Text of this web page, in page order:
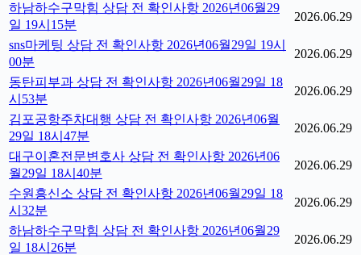
하남하수구막힘 상담 전 확인사항 2026년06월29
일 19시15분
2026.06.29
sns마케팅 상담 전 확인사항 2026년06월29일 19시
00분
2026.06.29
동탄피부과 상담 전 확인사항 2026년06월29일 18
시53분
2026.06.29
김포공항주차대행 상담 전 확인사항 2026년06월
29일 18시47분
2026.06.29
대구이혼전문변호사 상담 전 확인사항 2026년06
월29일 18시40분
2026.06.29
수원흥신소 상담 전 확인사항 2026년06월29일 18
시32분
2026.06.29
하남하수구막힘 상담 전 확인사항 2026년06월29
일 18시26분
2026.06.29